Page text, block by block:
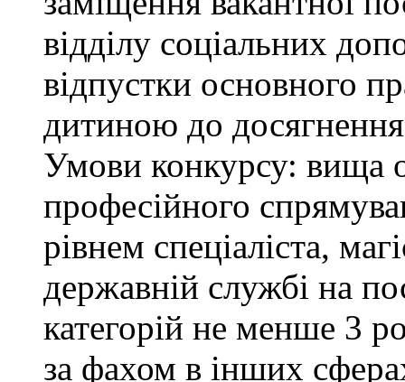
відділу соціальних
відпустки основного
дитиною до
Умови конкурсу: вища
професійного
рівнем спеціаліста,
державній службі на
категорій не менше 3
за фахом в інших